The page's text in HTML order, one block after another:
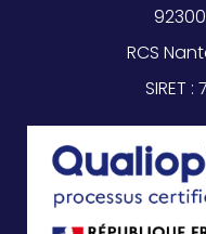
RCS
SIRET